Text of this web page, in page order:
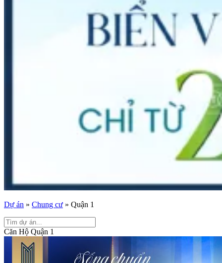
Dự án » Chung cư » Quận 1
Căn Hộ Quận 1